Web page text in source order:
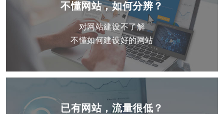
不懂网站，如何分辨？
对网站建设不了解
不懂如何建设好的网站
已有网站，流量很低？